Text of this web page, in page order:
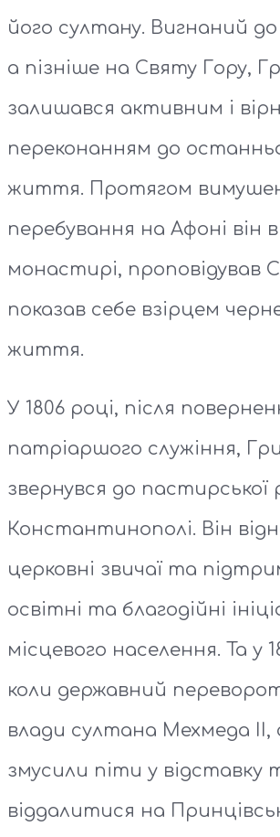
його султану. Вигнаний до
а пізніше на Святу Гору,
залишався активним і
переконанням до
життя. Протягом
перебування на Афоні він
монастирі, проповідував
показав себе взірцем
життя.
У 1806 році, після
патріаршого служіння,
звернувся до
Константинополі. Він
церковні звичаї та
освітні та благодійні
місцевого населення. Та у
коли державний
влади султана Мехмеда II,
змусили піти у відставку
віддалитися на